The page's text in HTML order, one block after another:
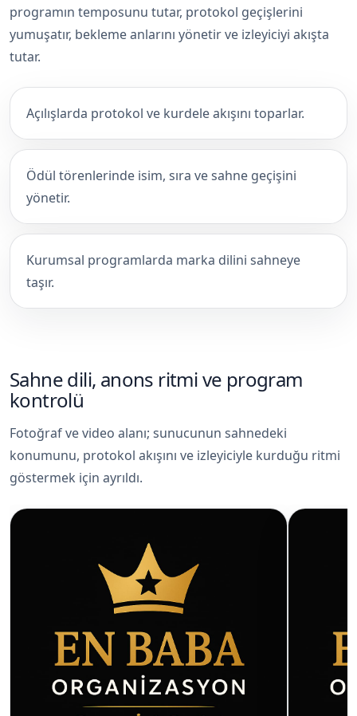
programın temposunu tutar, protokol geçişlerini
yumuşatır, bekleme anlarını yönetir ve izleyiciyi akışta
tutar.
Açılışlarda protokol ve kurdele akışını toparlar.
Ödül törenlerinde isim, sıra ve sahne geçişini
yönetir.
Kurumsal programlarda marka dilini sahneye
taşır.
Sahne dili, anons ritmi ve program
kontrolü
Fotoğraf ve video alanı; sunucunun sahnedeki
konumunu, protokol akışını ve izleyiciyle kurduğu ritmi
göstermek için ayrıldı.